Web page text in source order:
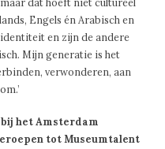
dat hoeft niet cultureel
Engels én Arabisch en
en zijn de andere
Mijn generatie is het
verwonderen, aan
het Amsterdam
tot Museumtalent